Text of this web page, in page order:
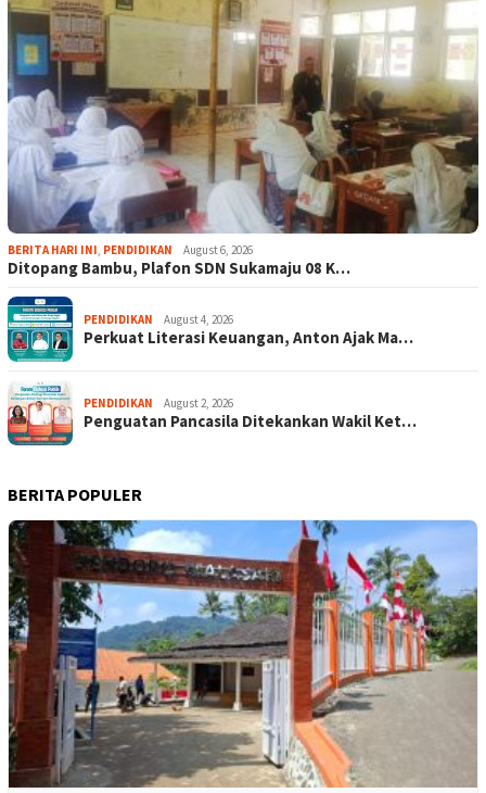
BERITA HARI INI, PENDIDIKAN August 6, 2026
Ditopang Bambu, Plafon SDN Sukamaju 08 K…
PENDIDIKAN August 4, 2026
Perkuat Literasi Keuangan, Anton Ajak Ma…
PENDIDIKAN August 2, 2026
Penguatan Pancasila Ditekankan Wakil Ket…
BERITA POPULER